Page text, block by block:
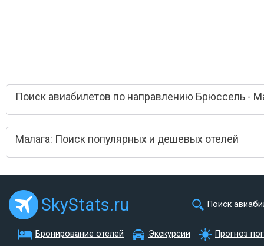
Поиск авиабилетов по направлению Брюссель -
Малага: Поиск популярных и дешевых отелей
SkyStats.ru Поиск
Бронирование отелей Экскурсии Прогноз